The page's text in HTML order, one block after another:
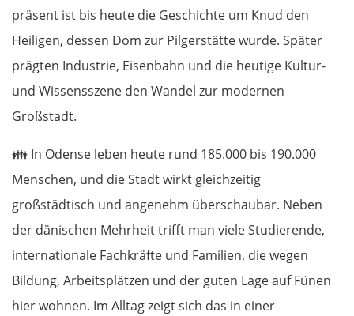
präsent ist bis heute die Geschichte um Knud den
Heiligen, dessen Dom zur Pilgerstätte wurde. Später
prägten Industrie, Eisenbahn und die heutige Kultur-
und Wissensszene den Wandel zur modernen
Großstadt.
👪 In Odense leben heute rund 185.000 bis 190.000
Menschen, und die Stadt wirkt gleichzeitig
großstädtisch und angenehm überschaubar. Neben
der dänischen Mehrheit trifft man viele Studierende,
internationale Fachkräfte und Familien, die wegen
Bildung, Arbeitsplätzen und der guten Lage auf Fünen
hier wohnen. Im Alltag zeigt sich das in einer